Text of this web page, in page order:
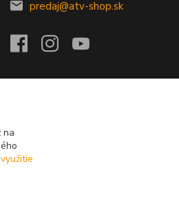
predaj@atv-shop.sk
na